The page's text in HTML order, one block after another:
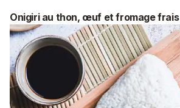
Onigiri au thon, œuf et fromage frais